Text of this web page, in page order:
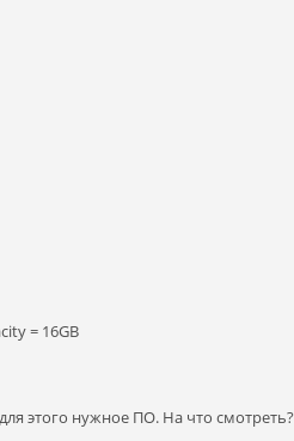
= 16GB
этого нужное ПО. На что смотреть?